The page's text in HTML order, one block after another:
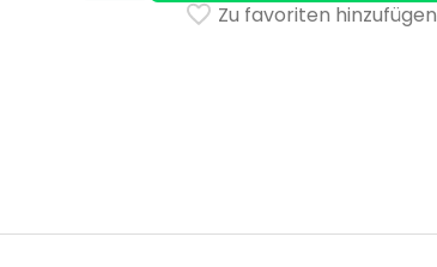
Zu favoriten hinzufügen